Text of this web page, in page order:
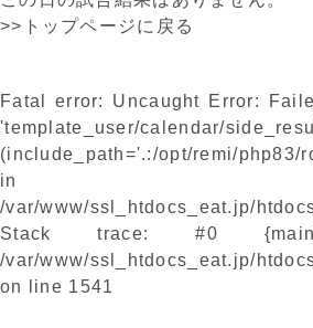
>>トップページに戻る
Fatal error: Uncaught Error:
'template_user/calendar/
(include_path='.:/opt/remi/php83/
in
/var/www/ssl_htdocs_eat.jp/
Stack trace: #0
/var/www/ssl_htdocs_eat.jp/
on line 1541